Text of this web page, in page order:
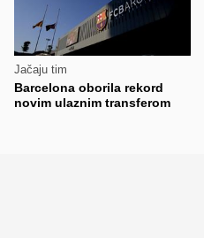
Jačaju tim
Barcelona oborila rekord
novim ulaznim transferom